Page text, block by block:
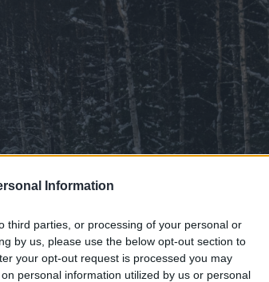
Information
third parties, or processing of your personal or
by us, please use the below opt-out section to
your opt-out request is processed you may
personal information utilized by us or personal